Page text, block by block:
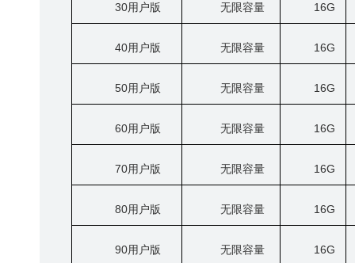
30用户版 无限容量 16G
40用户版 无限容量 16G
50用户版 无限容量 16G
60用户版 无限容量 16G
70用户版 无限容量 16G
80用户版 无限容量 16G
90用户版 无限容量 16G